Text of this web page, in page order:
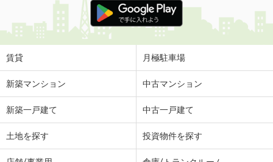
賃貸 月極駐車場
新築マンション 中古マンション
新築一戸建て 中古一戸建て
土地を探す 投資物件を探す